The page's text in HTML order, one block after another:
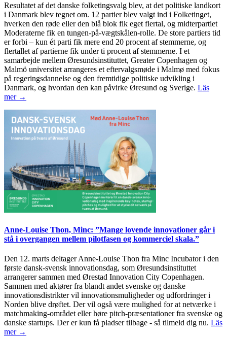
Resultatet af det danske folketingsvalg blev, at det politiske landkort
i Danmark blev tegnet om. 12 partier blev valgt ind i Folketinget,
hverken den røde eller den blå blok fik eget flertal, og midterpartiet
Moderaterne fik en tungen-på-vægtskålen-rolle. De store partiers tid
er forbi – kun ét parti fik mere end 20 procent af stemmerne, og
flertallet af partierne fik under ti procent af stemmerne. I et
samarbejde mellem Øresundsinstituttet, Greater Copenhagen og
Malmö universitet arrangeres et eftervalgsmøde i Malmø med fokus
på regeringsdannelse og den fremtidige politiske udvikling i
Danmark, og hvordan den kan påvirke Øresund og Sverige. Läs
mer →
Anne-Louise Thon, Minc: ”Mange lovende innovationer går i
stå i overgangen mellem pilotfasen og kommerciel skala.”
Den 12. marts deltager Anne-Louise Thon fra Minc Incubator i den
første dansk-svensk innovationsdag, som Øresundsinstituttet
arrangerer sammen med Ørestad Innovation City Copenhagen.
Sammen med aktører fra blandt andet svenske og danske
innovationsdistrikter vil innovationsmuligheder og udfordringer i
Norden blive drøftet. Der vil også være mulighed for at netværke i
matchmaking-området eller høre pitch-præsentationer fra svenske og
danske startups. Der er kun få pladser tilbage - så tilmeld dig nu. Läs
mer →